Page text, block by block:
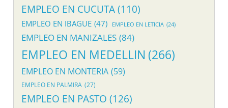
EMPLEO EN CUCUTA (110)
EMPLEO EN IBAGUE (47) EMPLEO EN LETICIA (24)
EMPLEO EN MANIZALES (84)
EMPLEO EN MEDELLIN (266)
EMPLEO EN MONTERIA (59)
EMPLEO EN PALMIRA (27)
EMPLEO EN PASTO (126)